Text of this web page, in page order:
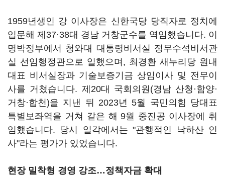
1959년생인 강 이사장은 신한국당 당직자로 정치에
입문해 제37·38대 경남 거창군수를 역임했습니다. 이
명박정부에서 청와대 대통령비서실 정무수석비서관
실 선임행정관으로 일했으며, 최경환 새누리당 원내
대표 비서실장과 기술보증기금 상임이사 및 전무이
사를 거쳤습니다. 제20대 국회의원(경남 산청·함양·
거창·합천)을 지낸 뒤 2023년 5월 국민의힘 당대표
특별보좌역을 거쳐 같은 해 9월 중진공 이사장에 취
임했습니다. 당시 일각에서는 "관행적인 낙하산 인
사"라는 평가가 있었습니다.
현장 밀착형 경영 강조…정책자금 확대